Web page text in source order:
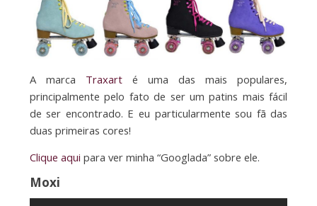
A marca Traxarté uma das mais populares,
principalmente pelo fato de ser um patins mais fácil
de ser encontrado. E eu particularmente sou fã das
duas primeiras cores!
Clique aqui para ver minha “Googlada” sobre ele.
Moxi